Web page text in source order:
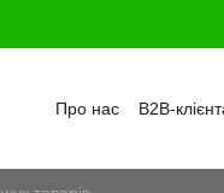
Про нас B2B-